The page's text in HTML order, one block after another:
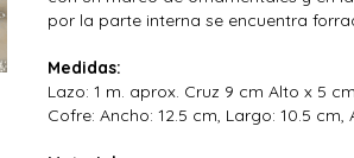
por la parte interna se encuentra
Medidas:
Lazo: 1 m. aprox. Cruz 9 cm Alto x 5
Cofre: Ancho: 12.5 cm, Largo: 10.5 cm,